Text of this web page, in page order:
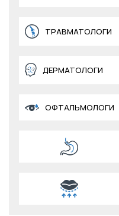
ТРАВМАТОЛОГИ
ДЕРМАТОЛОГИ
ОФТАЛЬМОЛОГИ